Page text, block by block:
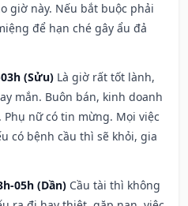
giờ này. Nếu bắt buộc phải
để hạn ché gây ẩu đả
(Sửu) Là giờ rất tốt lành,
mắn. Buôn bán, kinh doanh
nữ có tin mừng. Mọi việc
có bệnh cầu thì sẽ khỏi, gia
05h (Dần) Cầu tài thì không